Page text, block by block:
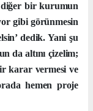
bir kurumun
gibi görünmesin
dedik. Yani şu
da altını çizelim;
karar vermesi ve
hemen proje